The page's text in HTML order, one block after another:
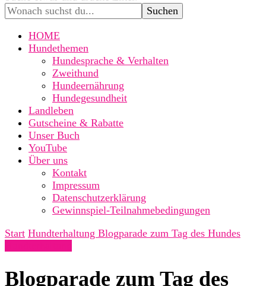
du
nach
etwas?HOME
Hundethemen
Hundesprache & Verhalten
Zweithund
Hundeernährung
Hundegesundheit
Landleben
Gutscheine & Rabatte
Unser Buch
YouTube
Über uns
Kontakt
Impressum
Datenschutzerklärung
Gewinnspiel-Teilnahmebedingungen
Start Hundterhaltung Blogparade zum Tag des Hundes
Blogparade zum Tag des